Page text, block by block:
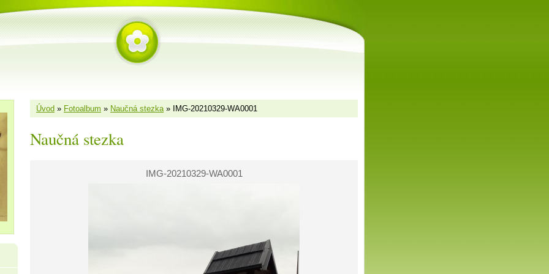
Úvod » Fotoalbum » Naučná stezka» IMG-20210329-WA0001
Naučná stezka
IMG-20210329-WA0001